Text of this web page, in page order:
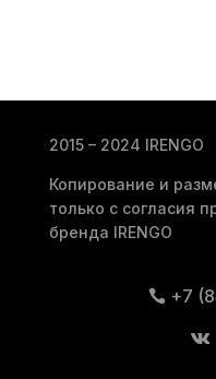
2015 – 2024 IRENGO
Копирование и
только с согласия
бренда IRENGO
+7